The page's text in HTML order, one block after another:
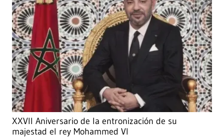
XXVII Aniversario de la entronización de su
majestad el rey Mohammed VI